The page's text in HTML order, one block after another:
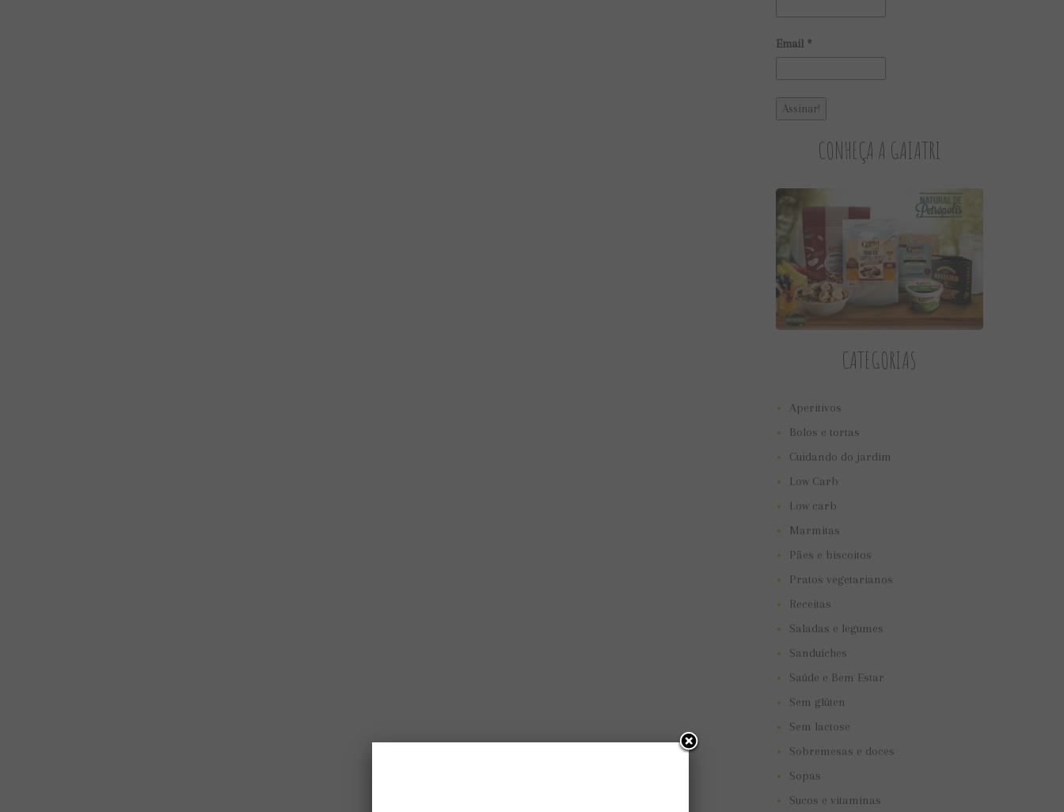
Email *
CONHEÇA A GAIATRI
CATEGORIAS
Aperitivos
Bolos e tortas
Cuidando do jardim
Low Carb
Low carb
Marmitas
Pães e biscoitos
Pratos vegetarianos
Receitas
Saladas e legumes
Sanduíches
Saúde e Bem Estar
Sem glúten
Sem lactose
Sobremesas e doces
Sopas
Sucos e vitaminas